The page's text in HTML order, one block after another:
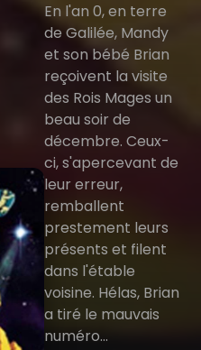
En l'an 0, en terre
de Galilée, Mandy
et son bébé Brian
reçoivent la visite
des Rois Mages un
beau soir de
décembre. Ceux-
ci, s'apercevant de
leur erreur,
remballent
prestement leurs
présents et filent
dans l'étable
voisine. Hélas, Brian
a tiré le mauvais
numéro...